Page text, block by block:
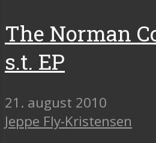
The Norman
s.t. EP
21. august 2010
Jeppe Fly-Kristensen